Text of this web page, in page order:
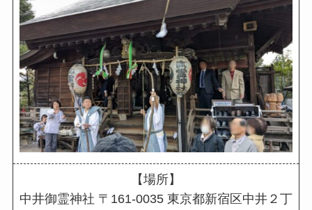
【場所】
中井御霊神社 〒161-0035 東京都新宿区中井２丁